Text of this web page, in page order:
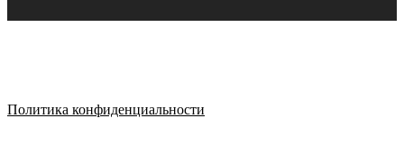
Политика конфиденциальности